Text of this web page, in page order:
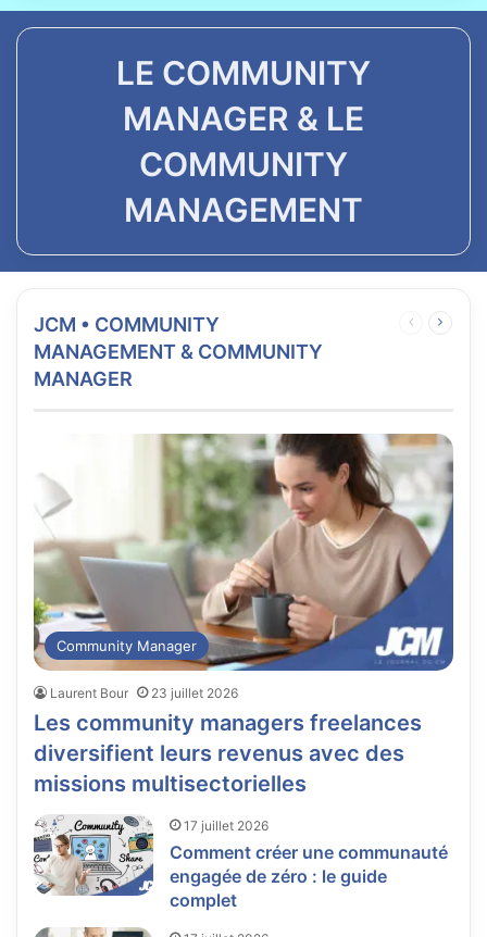
LE COMMUNITY
MANAGER & LE
COMMUNITY
MANAGEMENT
JCM • COMMUNITY
MANAGEMENT & COMMUNITY
MANAGER
Page
Community Manager
Laurent Bour 23 juillet 2026
Les community managers freelances
diversifient leurs revenus avec des
missions multisectorielles
17 juillet 2026
Comment créer une communauté
engagée de zéro : le guide
complet